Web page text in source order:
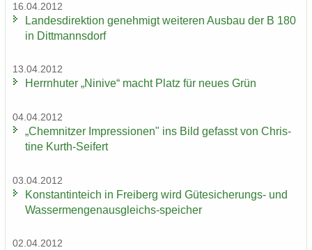
16.04.2012
Lan­des­di­rek­ti­on ge­neh­migt wei­te­ren Aus­bau der B 180
in Ditt­manns­dorf
13.04.2012
Herrn­hu­ter „Ni­ni­ve“ macht Platz für neues Grün
04.04.2012
„Chem­nit­zer Im­pres­sio­nen" ins Bild ge­fasst von Chris­
ti­ne Kurth-​Seifert
03.04.2012
Kon­stan­tin­teich in Frei­berg wird Gütesicherungs-​ und
Wassermengenausgleichs-​speicher
02.04.2012